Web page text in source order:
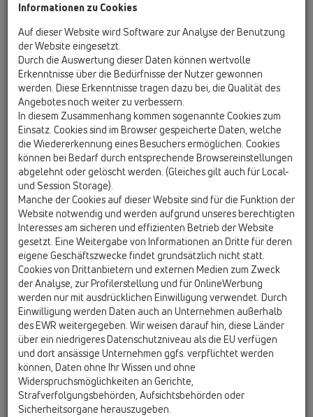
HL01053D
04 Duschtassen / Zusatzteile / Ersatzteile /
HL01053D
Ventildichtung 78x49mm
HL01060D
04 Duschtassen / Zusatzteile / Ersatzteile /
HL01060D
2 O-Ringe 28x3mm
HL01075D
04 Duschtassen / Zusatzteile / Ersatzteile /
HL01075D
Ventildichtung 85x57mm
HL01076D
04 Duschtassen / Zusatzteile / Ersatzteile /
HL01076D
Ventildichtung 109x88mm
HL01100D
04 Duschtassen / Zusatzteile / Ersatzteile /
HL01100D
Ventildichtung 109 x 88 mm
HL01104D
04 Duschtassen / Zusatzteile / Ersatzteile /
HL01104D
Ventildichtung für HL521
Informationen zu Cookies
Auf dieser Website wird Software zur Analyse der Benutzung
der Website eingesetzt.
Durch die Auswertung dieser Daten können wertvolle
Erkenntnisse über die Bedürfnisse der Nutzer gewonnen
werden. Diese Erkenntnisse tragen dazu bei, die Qualität des
Angebotes noch weiter zu verbessern.
In diesem Zusammenhang kommen sogenannte Cookies zum
Einsatz. Cookies sind im Browser gespeicherte Daten, welche
die Wiedererkennung eines Besuchers ermöglichen. Cookies
können bei Bedarf durch entsprechende Browsereinstellungen
abgelehnt oder gelöscht werden. (Gleiches gilt auch für Local-
und Session Storage).
Manche der Cookies auf dieser Website sind für die Funktion der
Website notwendig und werden aufgrund unseres berechtigten
Interesses am sicheren und effizienten Betrieb der Website
gesetzt. Eine Weitergabe von Informationen an Dritte für deren
eigene Geschäftszwecke findet grundsätzlich nicht statt.
Cookies von Drittanbietern und externen Medien zum Zweck
der Analyse, zur Profilerstellung und für OnlineWerbung
werden nur mit ausdrücklichen Einwilligung verwendet. Durch
Einwilligung werden Daten auch an Unternehmen außerhalb
des EWR weitergegeben. Wir weisen darauf hin, diese Länder
über ein niedrigeres Datenschutzniveau als die EU verfügen
und dort ansässige Unternehmen ggfs. verpflichtet werden
können, Daten ohne Ihr Wissen und ohne
Widerspruchsmöglichkeiten an Gerichte,
Strafverfolgungsbehörden, Aufsichtsbehörden oder
Sicherheitsorgane herauszugeben.